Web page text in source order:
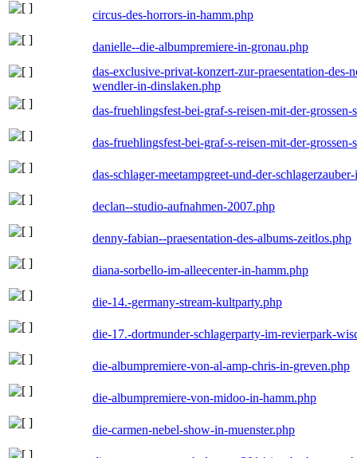
circus-des-horrors-in-hamm.php
danielle--die-albumpremiere-in-gronau.php
das-exclusive-privat-konzert-zur-praesentation-
wendler-in-dinslaken.php
das-fruehlingsfest-bei-graf-s-reisen-mit-der-
das-fruehlingsfest-bei-graf-s-reisen-mit-der-
das-schlager-meetampgreet-und-der-
declan--studio-aufnahmen-2007.php
denny-fabian--praesentation-des-albums-zeitlos.php
diana-sorbello-im-alleecenter-in-hamm.php
die-14.-germany-stream-kultparty.php
die-17.-dortmunder-schlagerparty-im-revierpark-
die-albumpremiere-von-al-amp-chris-in-greven.php
die-albumpremiere-von-midoo-in-hamm.php
die-carmen-nebel-show-in-muenster.php